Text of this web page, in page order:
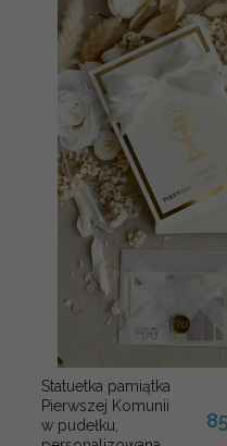
Statuetka pamiątka
Pierwszej Komunii
w pudełku,